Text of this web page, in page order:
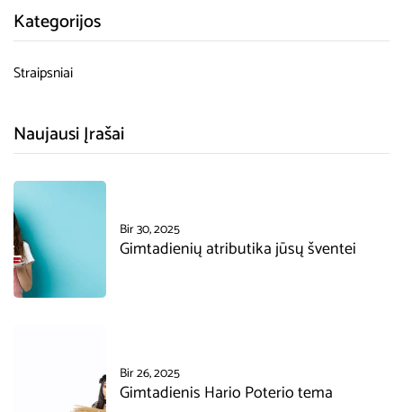
Kategorijos
Straipsniai
Naujausi Įrašai
Bir 30, 2025
Gimtadienių atributika jūsų šventei
Bir 26, 2025
Gimtadienis Hario Poterio tema